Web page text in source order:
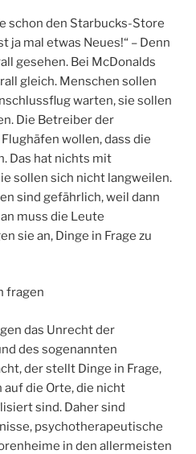
schon den Starbucks-Store
ja mal etwas Neues!“ – Denn
gesehen. Bei McDonalds
gleich. Menschen sollen
warten, sie sollen
Die Betreiber der
wollen, dass die
Das hat nichts mit
sollen sich nicht langweilen.
sind gefährlich, weil dann
muss die Leute
sie an, Dinge in Frage zu
fragen
das Unrecht der
des sogenannten
der stellt Dinge in Frage,
die Orte, die nicht
sind. Daher sind
psychotherapeutische
in den allermeisten